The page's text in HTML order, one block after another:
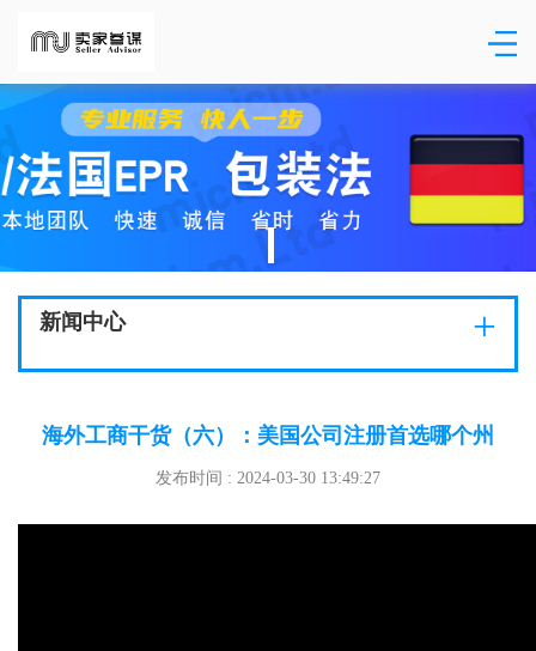
新闻中心 +
海外工商干货（六）：美国公司注册首选哪个州
发布时间 : 2024-03-30 13:49:27